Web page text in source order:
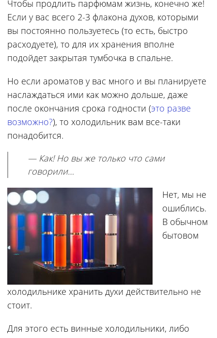
Чтобы продлить парфюмам жизнь, конечно же!
Если у вас всего 2-3 флакона духов, которыми
вы постоянно пользуетесь (то есть, быстро
расходуете), то для их хранения вполне
подойдет закрытая тумбочка в спальне.
Но если ароматов у вас много и вы планируете
наслаждаться ими как можно дольше, даже
после окончания срока годности (это разве
возможно?), то холодильник вам все-таки
понадобится.
— Как! Но вы же только что сами
говорили…
Нет, мы не
ошиблись.
В обычном
бытовом
холодильнике хранить духи действительно не
стоит.
Для этого есть винные холодильники, либо